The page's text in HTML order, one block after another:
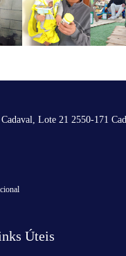
Lote 21 2550-171
Úteis